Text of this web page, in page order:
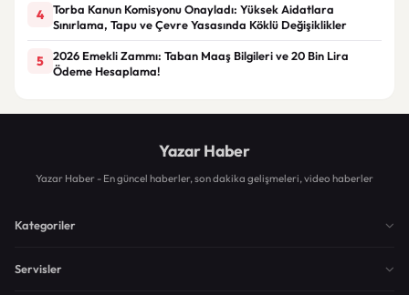
4
Torba Kanun Komisyonu Onayladı: Yüksek Aidatlara
Sınırlama, Tapu ve Çevre Yasasında Köklü Değişiklikler
5
2026 Emekli Zammı: Taban Maaş Bilgileri ve 20 Bin Lira
Ödeme Hesaplama!
Yazar Haber
Yazar Haber - En güncel haberler, son dakika gelişmeleri, video haberler
Kategoriler
Servisler